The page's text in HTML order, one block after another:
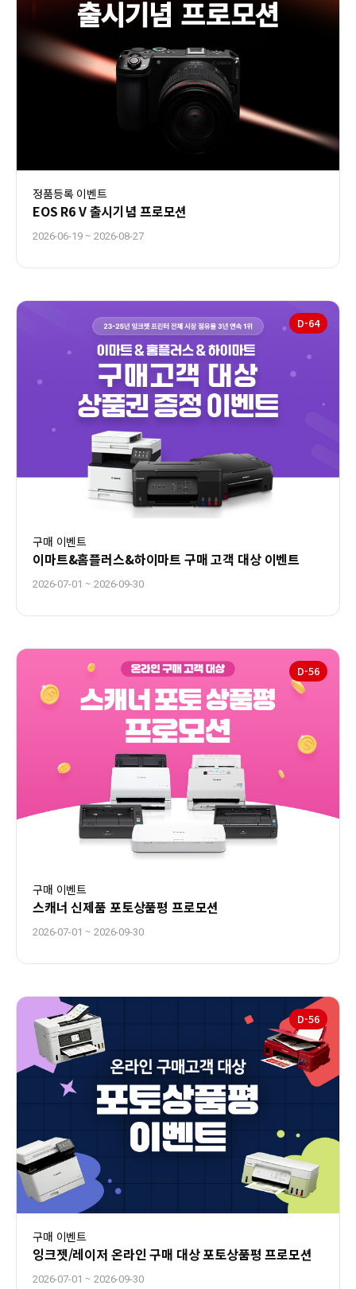
정품등록 이벤트
EOS R6 V 출시기념 프로모션
2026-06-19~2026-08-27
D-64
구매 이벤트
이마트&홈플러스&하이마트 구매 고객 대상 이벤트
2026-07-01 ~2026-09-30
D-56
구매 이벤트
스캐너 신제품 포토상품평 프로모션
2026-07-01 ~2026-09-30
D-56
구매 이벤트
잉크젯/레이저 온라인 구매 대상 포토상품평 프로모션
2026-07-01 ~2026-09-30